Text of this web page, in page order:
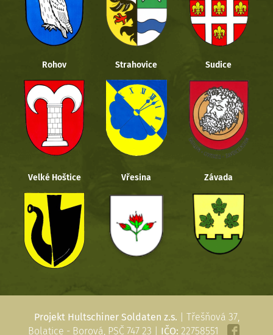
Rohov Strahovice Sudice
Velké Hoštice Vřesina Závada
Projekt Hultschiner Soldaten z.s. | Třešňová 37,
Bolatice - Borová, PSČ 747 23 | IČO: 22758551